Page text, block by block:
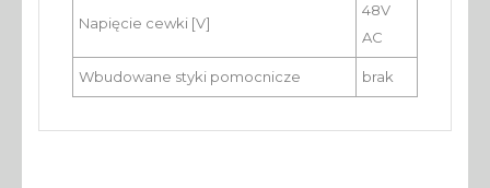
Napięcie cewki [V]
48V
AC
Wbudowane styki pomocnicze brak